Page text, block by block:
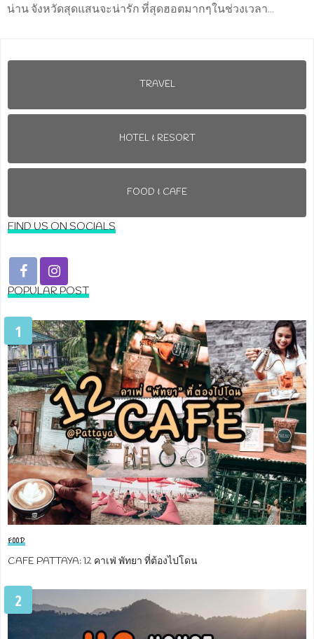
น่าน จังหวัดสุดแสนจะน่ารัก ที่สุดฮอตมากๆในช่วงเวลา...
TRAVEL
HOTEL & RESORT
FOOD & CAFE
FIND US ON SOCIALS
POPULAR POST
1
FOOD
CAFE PATTAYA: 12 คาเฟ่ พัทยา ที่ต้องไปโดน
2